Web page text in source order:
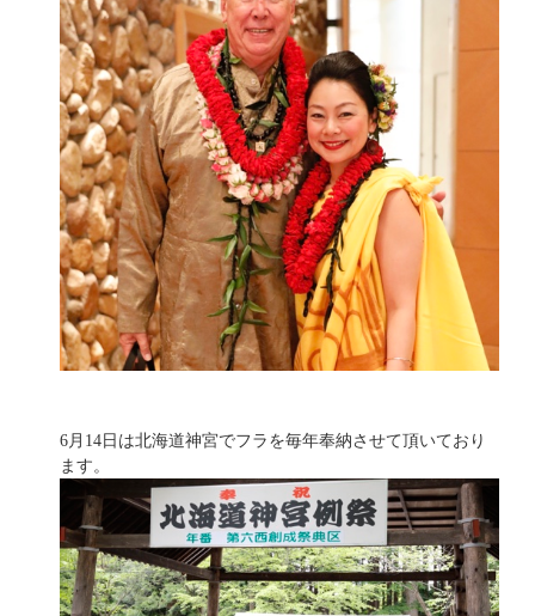
6月14日は北海道神宮でフラを毎年奉納させて頂いており
ます。